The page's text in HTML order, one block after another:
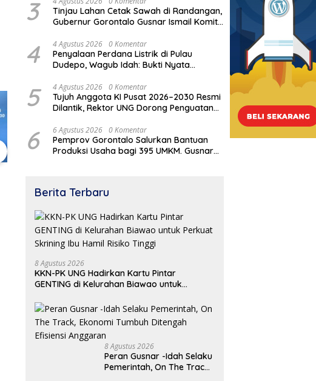
Bukti Nyata Pemerataan
Tinjau Lahan Cetak Sawah di
3
Tinjau Lahan Cetak Sawah di Randangan,
Gubernur Gorontalo Gusnar Ismail Komit
4 4 Agustus 2026 0 Komentar
Penyalaan Perdana Listrik di Pulau
Dudepo, Wagub Idah: Bukti Nyata
5 4 Agustus 2026 0 Komentar
Tujuh Anggota KI Pusat 2026–2030 Resmi
Dilantik, Rektor UNG Dorong Penguatan
6 6 Agustus 2026 0 Komentar
Pemprov Gorontalo Salurkan Bantuan
Produksi Usaha bagi 395 UMKM. Gusnar
Berita Terbaru
8 Agustus 2026
KKN-PK UNG Hadirkan Kartu Pintar
GENTING di Kelurahan Biawao untuk
8 Agustus 2026
Peran Gusnar -Idah Selaku
Pemerintah, On The Track,